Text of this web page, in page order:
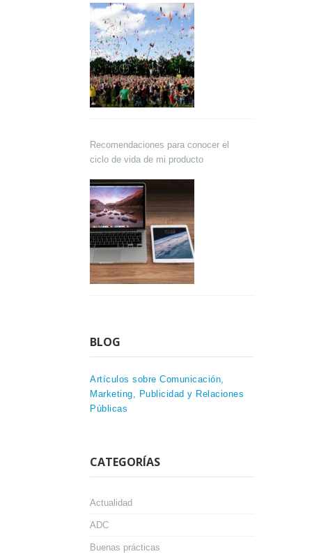
Recomendaciones para conocer el
ciclo de vida de mi producto
BLOG
Artículos sobre Comunicación,
Marketing, Publicidad y Relaciones
Públicas
CATEGORÍAS
Actualidad
ADC
Buenas prácticas